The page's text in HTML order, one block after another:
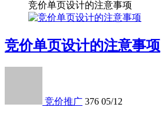
竞价单页设计的注意事项
竞价单页设计的注意事项
竞价推广 376 05/12